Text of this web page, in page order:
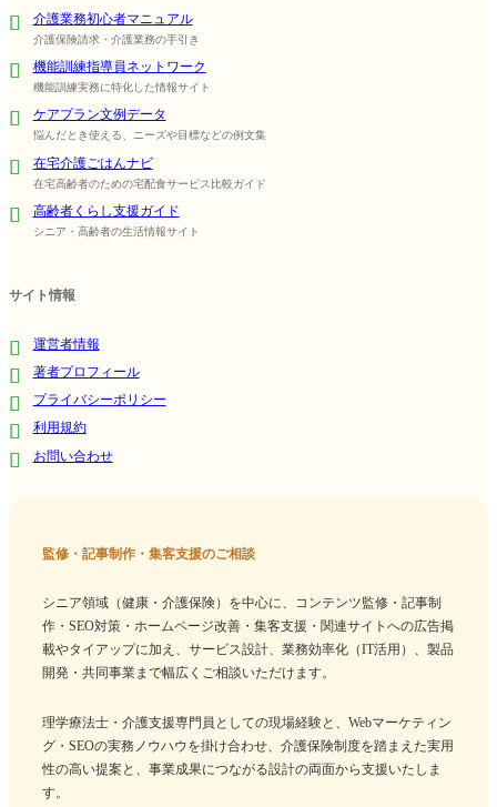
介護業務初心者マニュアル
介護保険請求・介護業務の手引き
機能訓練指導員ネットワーク
機能訓練実務に特化した情報サイト
ケアプラン文例データ
悩んだとき使える、ニーズや目標などの例文集
在宅介護ごはんナビ
在宅高齢者のための宅配食サービス比較ガイド
高齢者くらし支援ガイド
シニア・高齢者の生活情報サイト
サイト情報
運営者情報
著者プロフィール
プライバシーポリシー
利用規約
お問い合わせ
監修・記事制作・集客支援のご相談
シニア領域（健康・介護保険）を中心に、コンテンツ監修・記事制
作・SEO対策・ホームページ改善・集客支援・関連サイトへの広告掲
載やタイアップに加え、サービス設計、業務効率化（IT活用）、製品
開発・共同事業まで幅広くご相談いただけます。
理学療法士・介護支援専門員としての現場経験と、Webマーケティン
グ・SEOの実務ノウハウを掛け合わせ、介護保険制度を踏まえた実用
性の高い提案と、事業成果につながる設計の両面から支援いたしま
す。